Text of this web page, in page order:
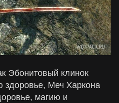
Эбонитовый клинок
здоровье, Меч Харкона
магию и